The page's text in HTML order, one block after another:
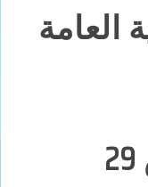
العامة